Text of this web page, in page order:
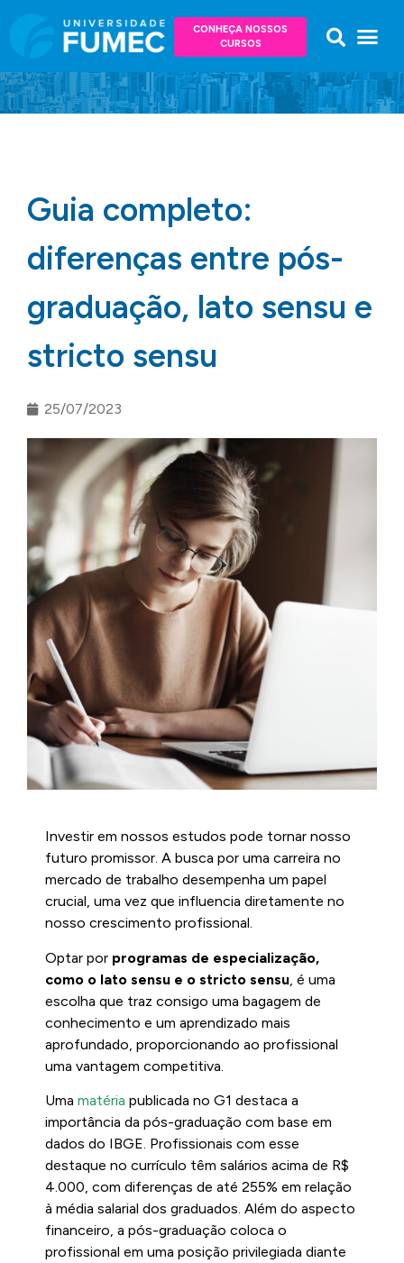
CONHEÇA NOSSOS
CURSOS
Guia completo:
diferenças entre pós-
graduação, lato sensu e
stricto sensu
25/07/2023
Investir em nossos estudos pode tornar nosso
futuro promissor. A busca por uma carreira no
mercado de trabalho desempenha um papel
crucial, uma vez que influencia diretamente no
nosso crescimento profissional.
Optar por programas de especialização,
como o lato sensu e o stricto sensu , é uma
escolha que traz consigo uma bagagem de
conhecimento e um aprendizado mais
aprofundado, proporcionando ao profissional
uma vantagem competitiva.
Uma matéria publicada no G1 destaca a
importância da pós-graduação com base em
dados do IBGE. Profissionais com esse
destaque no currículo têm salários acima de R$
4.000, com diferenças de até 255% em relação
à média salarial dos graduados. Além do aspecto
financeiro, a pós-graduação coloca o
profissional em uma posição privilegiada diante